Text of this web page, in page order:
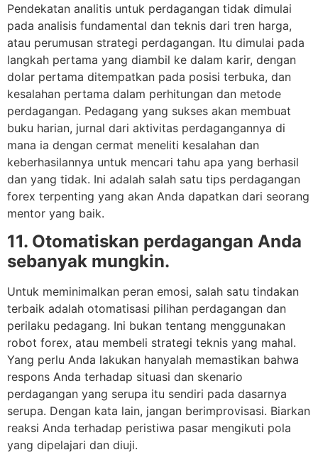
Pendekatan analitis untuk perdagangan tidak dimulai
pada analisis fundamental dan teknis dari tren harga,
atau perumusan strategi perdagangan. Itu dimulai pada
langkah pertama yang diambil ke dalam karir, dengan
dolar pertama ditempatkan pada posisi terbuka, dan
kesalahan pertama dalam perhitungan dan metode
perdagangan. Pedagang yang sukses akan membuat
buku harian, jurnal dari aktivitas perdagangannya di
mana ia dengan cermat meneliti kesalahan dan
keberhasilannya untuk mencari tahu apa yang berhasil
dan yang tidak. Ini adalah salah satu tips perdagangan
forex terpenting yang akan Anda dapatkan dari seorang
mentor yang baik.
11. Otomatiskan perdagangan Anda
sebanyak mungkin.
Untuk meminimalkan peran emosi, salah satu tindakan
terbaik adalah otomatisasi pilihan perdagangan dan
perilaku pedagang. Ini bukan tentang menggunakan
robot forex, atau membeli strategi teknis yang mahal.
Yang perlu Anda lakukan hanyalah memastikan bahwa
respons Anda terhadap situasi dan skenario
perdagangan yang serupa itu sendiri pada dasarnya
serupa. Dengan kata lain, jangan berimprovisasi. Biarkan
reaksi Anda terhadap peristiwa pasar mengikuti pola
yang dipelajari dan diuji.